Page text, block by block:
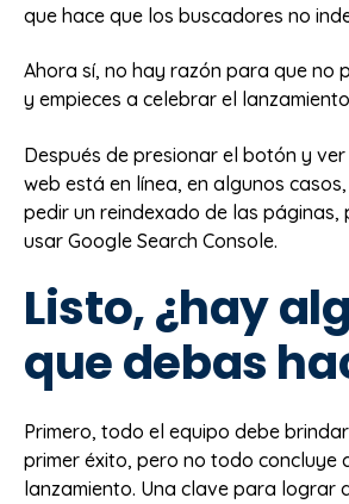
que hace que los buscadores no
Ahora sí, no hay razón para que no
y empieces a celebrar el
Después de presionar el botón y
web está en línea, en algunos
pedir un reindexado de las páginas,
usar Google Search Console.
Listo, ¿hay
que debas
Primero, todo el equipo debe
primer éxito, pero no todo concluye
lanzamiento. Una clave para lograr